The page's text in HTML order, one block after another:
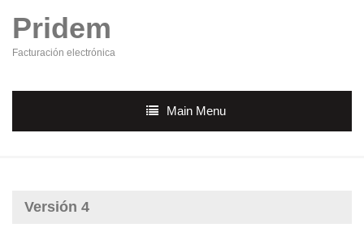
Pridem
Facturación electrónica
Main Menu
Versión 4